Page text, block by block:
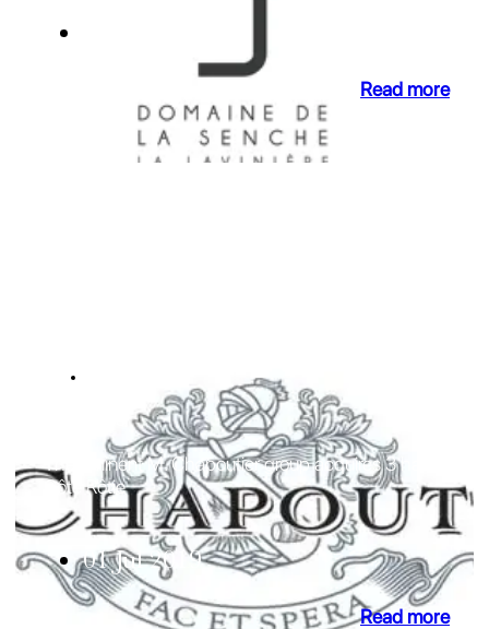
Read more
The eminent M. Chapoutier group acquires 3 ha in
Côte Rôtie
01 Jul 2019
Read more